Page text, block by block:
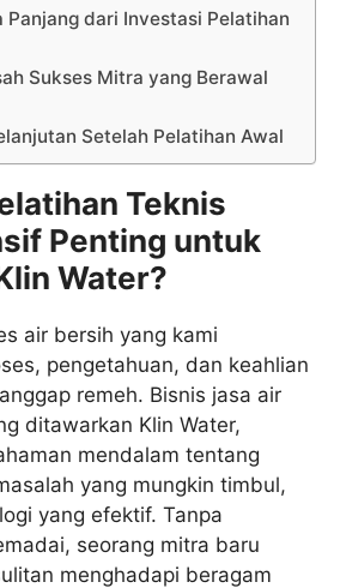
Panjang dari Investasi Pelatihan
Sukses Mitra yang Berawal
Setelah Pelatihan Awal
Teknis
Penting untuk
Water?
air bersih yang kami
pengetahuan, dan keahlian
remeh. Bisnis jasa air
ditawarkan Klin Water,
mendalam tentang
yang mungkin timbul,
yang efektif. Tanpa
seorang mitra baru
menghadapi beragam